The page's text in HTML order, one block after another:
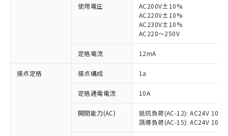
使用電圧
AC200V±10%
AC220V±10%
AC230V±10%
AC220～250V
定格電流 12mA
接点定格 接点構成 1a
定格通電電流 10A
開閉能力(AC)
抵抗負荷(AC-12): AC24V 10A/
誘導負荷(AC-15): AC24V
ご利用条件
以下の条件をお読みいただき、同意のうえ
対応済み：EU RoHS指令（10物質）の
非含有に対応した製品が提供可能な商品で
対応予定：EU RoHS指令（10物質）の非含
有に対応した製品に切り替える予定のある
対応予定なし：EU RoHS指令（10物質）の
非含有に非対応の商品で、対応品を出す予